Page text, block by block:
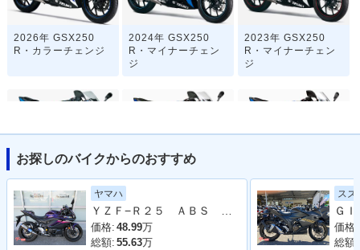
2026年 GSX250
R・カラーチェンジ
2024年 GSX250
R・マイナーチェン
ジ
2023年 GSX250
R・マイナーチェン
ジ
2021年 GSX250R A
BS・追加
R・カラーチェンジ
お探しのバイクからのおすすめ
ヤマハ
ＹＺＦ−Ｒ２５ ＡＢＳ ２０２３年モデル ＲＧ７４Ｊ ＷＲ’Ｓマフラー
価格: 48.99万
総額: 55.63万
スズ
価格:
総額: